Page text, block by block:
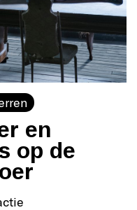
en
op de